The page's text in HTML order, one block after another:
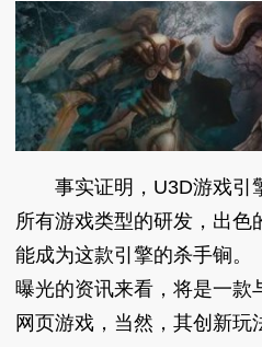
事实证明，U3D游戏引
所有游戏类型的研发，出色
能成为这款引擎的杀手锏。
曝光的资讯来看，将是一款
网页游戏，当然，其创新玩